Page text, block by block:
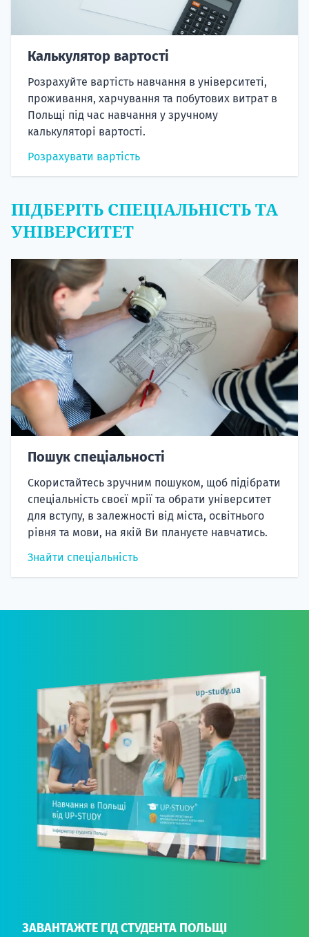
Калькулятор вартості
Розрахуйте вартість навчання в університеті,
проживання, харчування та побутових витрат в
Польщі під час навчання у зручному
калькуляторі вартості.
Розрахувати вартість
ПІДБЕРІТЬ СПЕЦІАЛЬНІСТЬ ТА
УНІВЕРСИТЕТ
Пошук спеціальності
Скористайтесь зручним пошуком, щоб підібрати
спеціальність своєї мрії та обрати університет
для вступу, в залежності від міста, освітнього
рівня та мови, на якій Ви плануєте навчатись.
Знайти спеціальність
ЗАВАНТАЖТЕ ГІД СТУДЕНТА ПОЛЬЩІ